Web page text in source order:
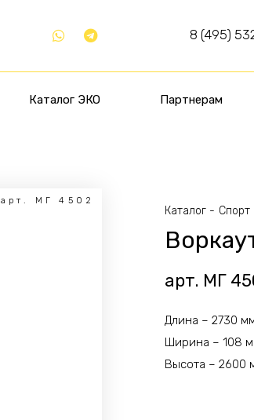
8 (495)
Каталог ЭКО Партнерам
арт. МГ 4502
Каталог Спорт
арт. МГ
Длина – 2730
Ширина – 108
Высота – 2600